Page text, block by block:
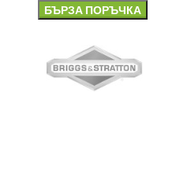
БЪРЗА ПОРЪЧКА